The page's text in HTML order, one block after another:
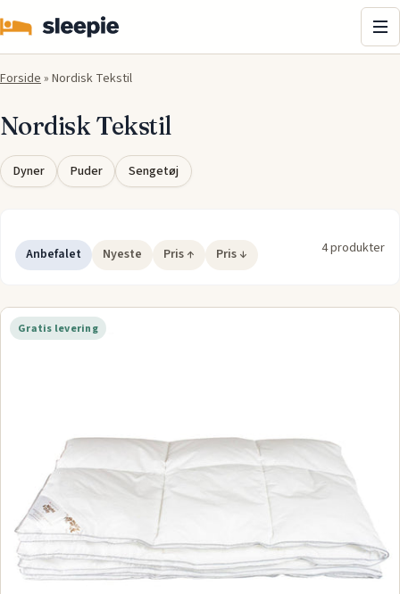
Forside» Nordisk Tekstil
Nordisk Tekstil
Dyner Puder Sengetøj
Anbefalet Nyeste Pris ↑ Pris ↓ 4 produkter
Gratis levering